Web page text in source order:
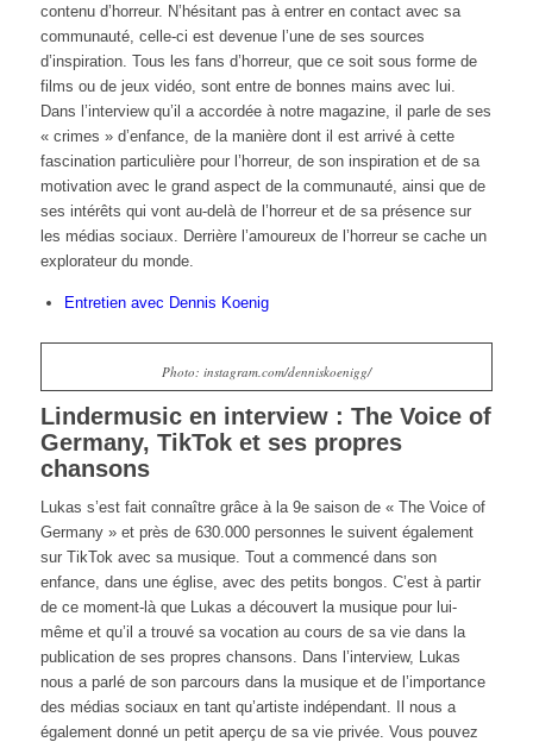
contenu d’horreur. N’hésitant pas à entrer en contact avec sa
communauté, celle-ci est devenue l’une de ses sources
d’inspiration. Tous les fans d’horreur, que ce soit sous forme de
films ou de jeux vidéo, sont entre de bonnes mains avec lui.
Dans l’interview qu’il a accordée à notre magazine, il parle de ses
« crimes » d’enfance, de la manière dont il est arrivé à cette
fascination particulière pour l’horreur, de son inspiration et de sa
motivation avec le grand aspect de la communauté, ainsi que de
ses intérêts qui vont au-delà de l’horreur et de sa présence sur
les médias sociaux. Derrière l’amoureux de l’horreur se cache un
explorateur du monde.
Entretien avec Dennis Koenig
Photo: instagram.com/denniskoenigg/
Lindermusic en interview : The Voice of
Germany, TikTok et ses propres
chansons
Lukas s’est fait connaître grâce à la 9e saison de « The Voice of
Germany » et près de 630.000 personnes le suivent également
sur TikTok avec sa musique. Tout a commencé dans son
enfance, dans une église, avec des petits bongos. C’est à partir
de ce moment-là que Lukas a découvert la musique pour lui-
même et qu’il a trouvé sa vocation au cours de sa vie dans la
publication de ses propres chansons. Dans l’interview, Lukas
nous a parlé de son parcours dans la musique et de l’importance
des médias sociaux en tant qu’artiste indépendant. Il nous a
également donné un petit aperçu de sa vie privée. Vous pouvez